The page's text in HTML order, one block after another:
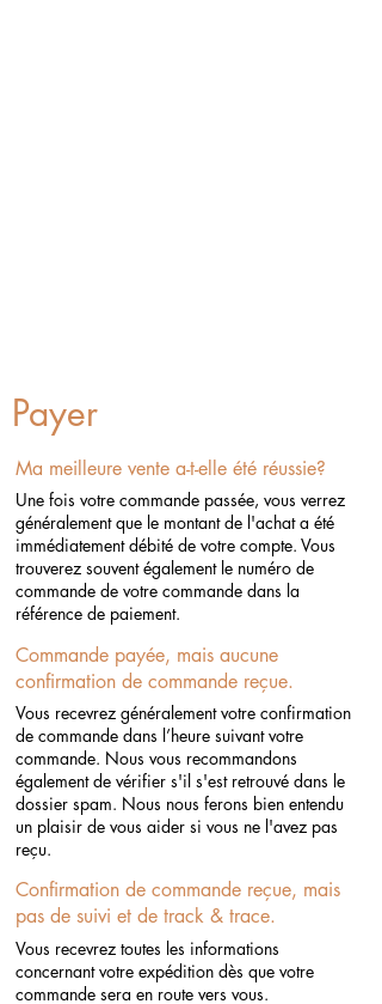
Payer
Ma meilleure vente a-t-elle été réussie?
Une fois votre commande passée, vous verrez
généralement que le montant de l'achat a été
immédiatement débité de votre compte. Vous
trouverez souvent également le numéro de
commande de votre commande dans la
référence de paiement.
Commande payée, mais aucune
confirmation de commande reçue.
Vous recevrez généralement votre confirmation
de commande dans l’heure suivant votre
commande. Nous vous recommandons
également de vérifier s'il s'est retrouvé dans le
dossier spam. Nous nous ferons bien entendu
un plaisir de vous aider si vous ne l'avez pas
reçu.
Confirmation de commande reçue, mais
pas de suivi et de track & trace.
Vous recevrez toutes les informations
concernant votre expédition dès que votre
commande sera en route vers vous. ​